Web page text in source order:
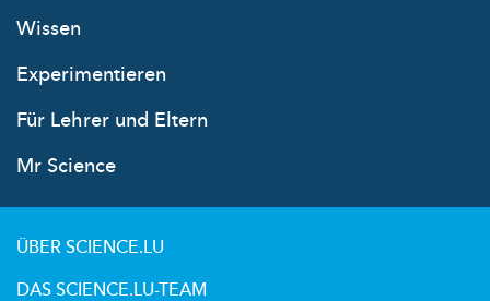
Wissen
Experimentieren
Für Lehrer und Eltern
Mr Science
ÜBER SCIENCE.LU
DAS SCIENCE.LU-TEAM